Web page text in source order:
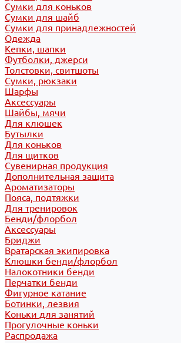
Сумки для коньков
Сумки для шайб
Сумки для принадлежностей
Одежда
Кепки, шапки
Футболки, джерси
Толстовки, свитшоты
Сумки, рюкзаки
Шарфы
Аксессуары
Шайбы, мячи
Для клюшек
Бутылки
Для коньков
Для щитков
Сувенирная продукция
Дополнительная защита
Ароматизаторы
Пояса, подтяжки
Для тренировок
Бенди/флорбол
Аксессуары
Бриджи
Вратарская экипировка
Клюшки бенди/флорбол
Налокотники бенди
Перчатки бенди
Фигурное катание
Ботинки, лезвия
Коньки для занятий
Прогулочные коньки
Распродажа